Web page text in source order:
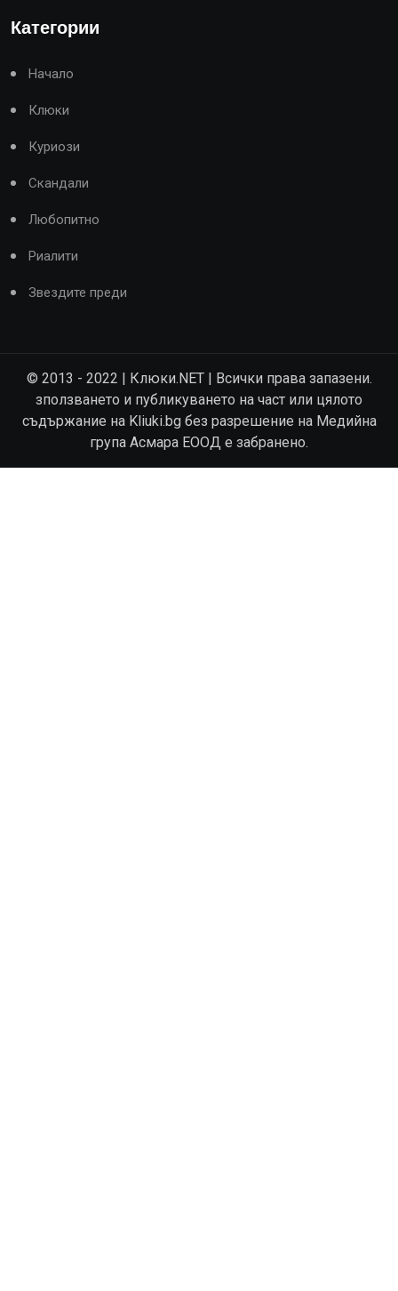
Категории
Начало
Клюки
Куриози
Скандали
Любопитно
Риалити
Звездите преди
© 2013 - 2022 | Клюки.NET | Всички права запазени.
зползването и публикуването на част или цялото
съдържание на Kliuki.bg без разрешение на Медийна
група Асмара ЕООД е забранено.